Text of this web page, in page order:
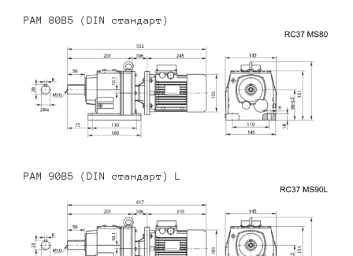
PAM 80B5 (DIN стандарт)
PAM 90B5 (DIN стандарт) L